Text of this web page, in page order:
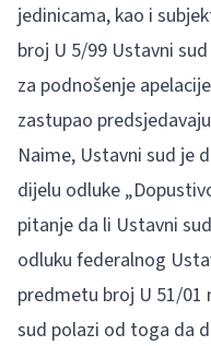
jedinicama, kao i
broj U 5/99 Ustavni
za podnošenje
zastupao
Naime, Ustavni sud je
dijelu odluke
pitanje da li Ustavni
odluku federalnog
predmetu broj U 51/01
sud polazi od toga da